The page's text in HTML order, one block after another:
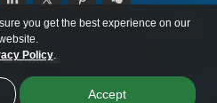
diritti riservati.
you get the best experience on our
Policy.
Accept